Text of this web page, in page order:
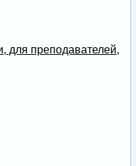
для преподавателей,